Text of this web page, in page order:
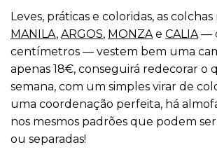
Leves, práticas e coloridas, as
MANILA, ARGOS, MONZAe CALIA—
centímetros — vestem bem uma
apenas 18€, conseguirá redecorar o
semana, com um simples virar de
uma coordenação perfeita, há
nos mesmos padrões que podem
ou separadas!